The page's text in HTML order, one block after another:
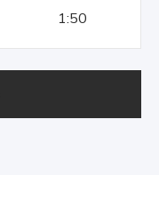
1:50